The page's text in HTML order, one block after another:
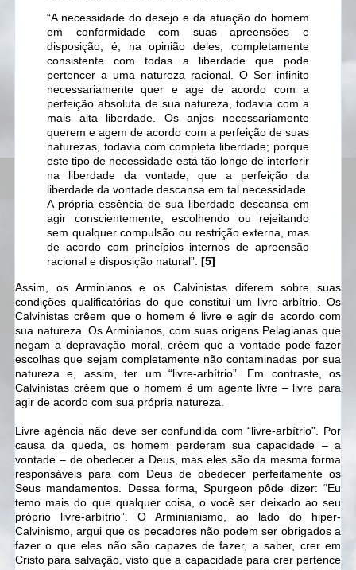
“A necessidade do desejo e da atuação do homem
em conformidade com suas apreensões e
disposição, é, na opinião deles, completamente
consistente com todas a liberdade que pode
pertencer a uma natureza racional. O Ser infinito
necessariamente quer e age de acordo com a
perfeição absoluta de sua natureza, todavia com a
mais alta liberdade. Os anjos necessariamente
querem e agem de acordo com a perfeição de suas
naturezas, todavia com completa liberdade; porque
este tipo de necessidade está tão longe de interferir
na liberdade da vontade, que a perfeição da
liberdade da vontade descansa em tal necessidade.
A própria essência de sua liberdade descansa em
agir conscientemente, escolhendo ou rejeitando
sem qualquer compulsão ou restrição externa, mas
de acordo com princípios internos de apreensão
racional e disposição natural”. [5]
Assim, os Arminianos e os Calvinistas diferem sobre suas
condições qualificatórias do que constitui um livre-arbítrio. Os
Calvinistas crêem que o homem é livre e agir de acordo com
sua natureza. Os Arminianos, com suas origens Pelagianas que
negam a depravação moral, crêem que a vontade pode fazer
escolhas que sejam completamente não contaminadas por sua
natureza e, assim, ter um “livre-arbítrio”. Em contraste, os
Calvinistas crêem que o homem é um agente livre – livre para
agir de acordo com sua própria natureza.
Livre agência não deve ser confundida com “livre-arbítrio”. Por
causa da queda, os homem perderam sua capacidade – a
vontade – de obedecer a Deus, mas eles são da mesma forma
responsáveis para com Deus de obedecer perfeitamente os
Seus mandamentos. Dessa forma, Spurgeon pôde dizer: “Eu
temo mais do que qualquer coisa, o você ser deixado ao seu
próprio livre-arbítrio”. O Arminianismo, ao lado do hiper-
Calvinismo, argui que os pecadores não podem ser obrigados a
fazer o que eles não são capazes de fazer, a saber, crer em
Cristo para salvação, visto que a capacidade para crer pertence